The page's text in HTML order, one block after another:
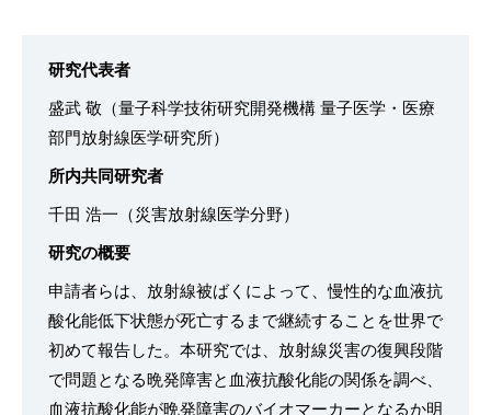
研究代表者
盛武 敬（量子科学技術研究開発機構 量子医学・医療
部門放射線医学研究所）
所内共同研究者
千田 浩一（災害放射線医学分野）
研究の概要
申請者らは、放射線被ばくによって、慢性的な血液抗
酸化能低下状態が死亡するまで継続することを世界で
初めて報告した。本研究では、放射線災害の復興段階
で問題となる晩発障害と血液抗酸化能の関係を調べ、
血液抗酸化能が晩発障害のバイオマーカーとなるか明